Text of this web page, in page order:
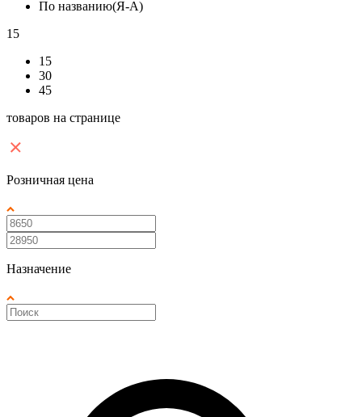
По названию(Я-А)
15
15
30
45
товаров на странице
Розничная цена
Назначение